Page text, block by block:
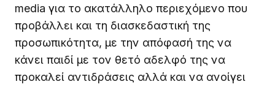
media για το ακατάλληλο περιεχόμενο που
προβάλλει και τη διασκεδαστική της
προσωπικότητα, με την απόφασή της να
κάνει παιδί με τον θετό αδελφό της να
προκαλεί αντιδράσεις αλλά και να ανοίγει